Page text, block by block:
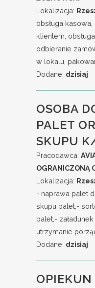
Lokalizacja:
obsługa kasowa,
klientem,
odbieranie
w lokalu,
Dodane: dzisiaj
OSOBA
PALET
SKUPU
Pracodawca:
OGRANICZONĄ
Lokalizacja:
- naprawa palet
skupu palet,-
palet,-
utrzymanie
Dodane: dzisiaj